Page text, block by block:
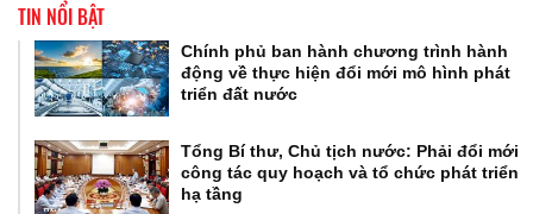
TIN NỔI BẬT
Chính phủ ban hành chương trình hành
động về thực hiện đổi mới mô hình phát
triển đất nước
Tổng Bí thư, Chủ tịch nước: Phải đổi mới
công tác quy hoạch và tổ chức phát triển
hạ tầng